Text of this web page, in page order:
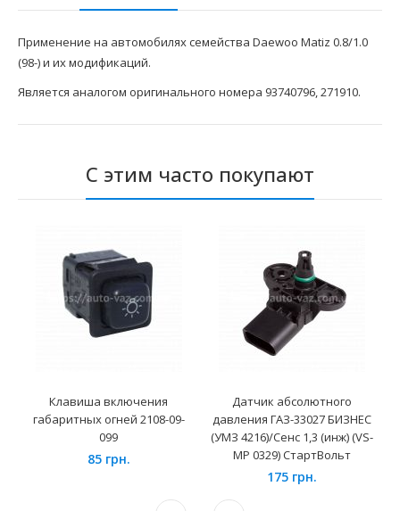
Применение на автомобилях семейства Daewoo Matiz 0.8/1.0
(98-) и их модификаций.
Является аналогом оригинального номера 93740796, 271910.
С этим часто покупают
Клавиша включения
габаритных огней 2108-09-
099
85 грн.
Датчик абсолютного
давления ГАЗ-33027 БИЗНЕС
(УМЗ 4216)/Сенс 1,3 (инж) (VS-
MP 0329) СтартВольт
175 грн.